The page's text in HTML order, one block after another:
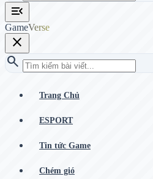
menu_open
GameVerse
close
search
Trang Chủ
ESPORT
Tin tức Game
Chém gió